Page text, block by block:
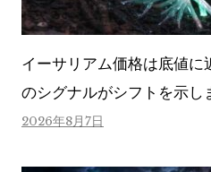
イーサリアム価格は底値
のシグナルがシフトを示し
2026年8月7日